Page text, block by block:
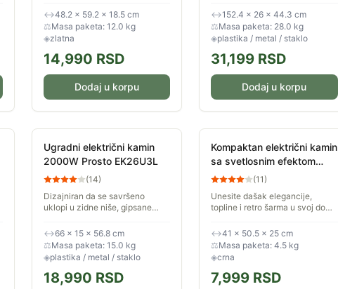
dimnjacima...
↔48.2 × 59.2 × 18.5 cm
⚖Masa paketa: 12.0 kg
◈zlatna
14,990 RSD
Dodaj u korpu
poput slike ili ponosno stajati na
sopstvenim nogarima u bilo...
↔152.4 × 26 × 44.3 cm
⚖Masa paketa: 28.0 kg
◈plastika / metal / staklo
31,199 RSD
Dodaj u korpu
Ugradni električni kamin
2000W Prosto EK26U3L
(14)
Dizajniran da se savršeno
uklopi u zidne niše, gipsane
ovaj kamin pruža realističan
efekat plamena koji će u trenu...
↔66 × 15 × 56.8 cm
⚖Masa paketa: 15.0 kg
◈plastika / metal / staklo
18,990 RSD
Kompaktan električni kamin
sa svetlosnim efektom
plamena 1900W
(11)
Unesite dašak elegancije,
topline i retro šarma u svoj dom
svetlosnim efektom plamena.
Ovaj kamin nije samo estetski
dodatak,...
↔41 × 50.5 × 25 cm
⚖Masa paketa: 4.5 kg
◈crna
7,999 RSD